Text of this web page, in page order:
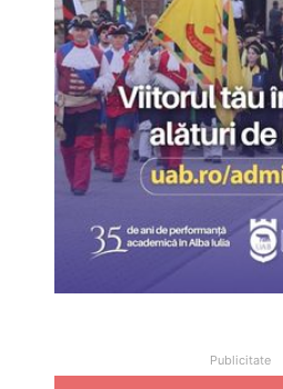
Publicitate